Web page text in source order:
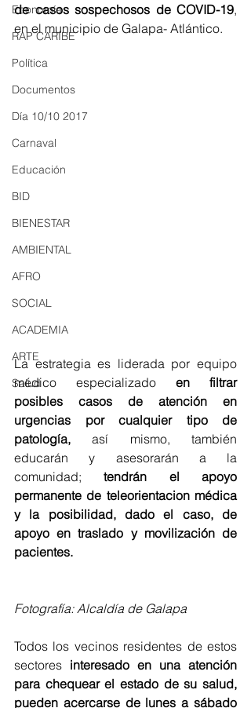
Economía
RAP CARIBE
Política
Documentos
Día 10/10 2017
Carnaval
Educación
BID
BIENESTAR
AMBIENTAL
AFRO
SOCIAL
ACADEMIA
ARTE
Salud
de casos sospechosos de COVID-19,
en el municipio de Galapa- Atlántico.
La estrategia es liderada por equipo
médico especializado en filtrar
posibles casos de atención en
urgencias por cualquier tipo de
patología, así mismo, también
educarán y asesorarán a la
comunidad; tendrán el apoyo
permanente de teleorientacion médica
y la posibilidad, dado el caso, de
apoyo en traslado y movilización de
pacientes.
Fotografía: Alcaldía de Galapa
Todos los vecinos residentes de estos
sectores interesado en una atención
para chequear el estado de su salud,
pueden acercarse de lunes a sábado